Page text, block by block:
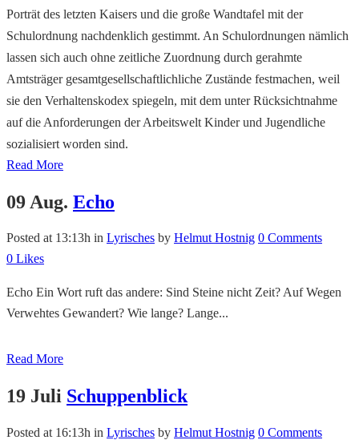
Porträt des letzten Kaisers und die große Wandtafel mit der
Schulordnung nachdenklich gestimmt. An Schulordnungen nämlich
lassen sich auch ohne zeitliche Zuordnung durch gerahmte
Amtsträger gesamtgesellschaftlichliche Zustände festmachen, weil
sie den Verhaltenskodex spiegeln, mit dem unter Rücksichtnahme
auf die Anforderungen der Arbeitswelt Kinder und Jugendliche
sozialisiert worden sind.
Read More
09 Aug. Echo
Posted at 13:13h in Lyrisches by Helmut Hostnig 0 Comments
0 Likes
Echo Ein Wort ruft das andere: Sind Steine nicht Zeit? Auf Wegen
Verwehtes Gewandert? Wie lange? Lange...
Read More
19 Juli Schuppenblick
Posted at 16:13h in Lyrisches by Helmut Hostnig 0 Comments